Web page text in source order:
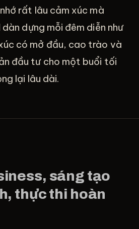
rất lâu cảm xúc mà
dàn dựng mỗi đêm diễn như
có mở đầu, cao trào và
đầu tư cho một buổi tối
lại lâu dài.
sáng tạo
thực thi hoàn